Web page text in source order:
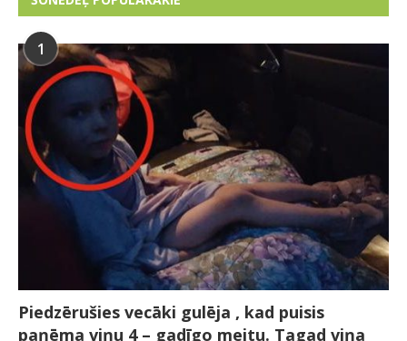
1
Piedzērušies vecāki gulēja , kad puisis
paņēma viņu 4 – gadīgo meitu. Tagad viņa